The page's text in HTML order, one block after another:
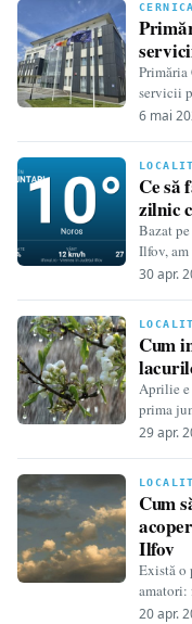
CERNICA
servicii
6 mai
Ce să
zilnic
Bazat
Ilfov,
fiecare
30 apr.
Cum
Aprilie
prima
29 apr.
Cum
Ilfov
Există o
amatori:
solidă —
20 apr.